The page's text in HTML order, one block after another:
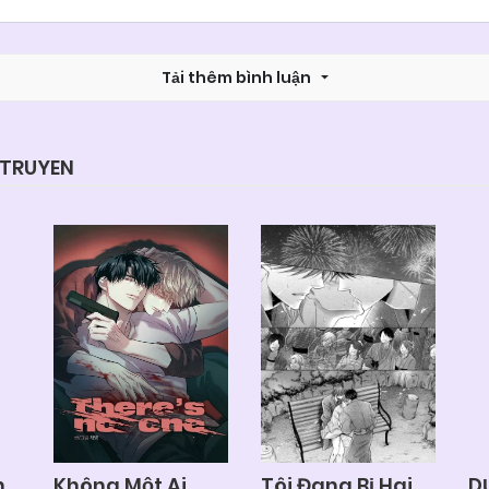
Chapter 21
Chapter 17 04/06/2025
Chapter 15 04/06/2025
Chapter 13 04/06/2025
Chapter 11 04/06/2025
Tải thêm bình luận